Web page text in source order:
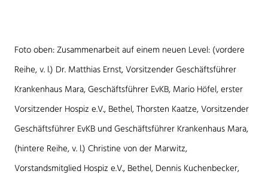
Foto oben: Zusammenarbeit auf einem neuen Level: (vordere
Reihe, v. l.) Dr. Matthias Ernst, Vorsitzender Geschäftsführer
Krankenhaus Mara, Geschäftsführer EvKB, Mario Höfel, erster
Vorsitzender Hospiz e.V., Bethel, Thorsten Kaatze, Vorsitzender
Geschäftsführer EvKB und Geschäftsführer Krankenhaus Mara,
(hintere Reihe, v. l.) Christine von der Marwitz,
Vorstandsmitglied Hospiz e.V., Bethel, Dennis Kuchenbecker,